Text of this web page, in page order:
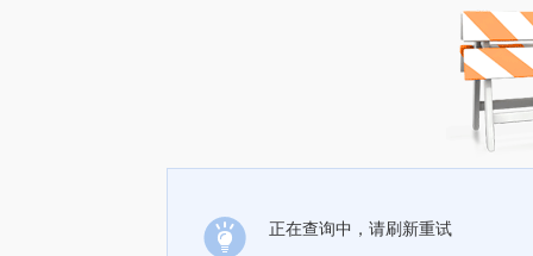
正在查询中，请刷新重试